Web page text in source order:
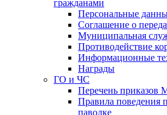
гражданами
Персональные
Соглашение о
Муниципальная
Противодействие
Информационные
Награды
ГО и ЧС
Перечень приказов
Правила поведения
паводке